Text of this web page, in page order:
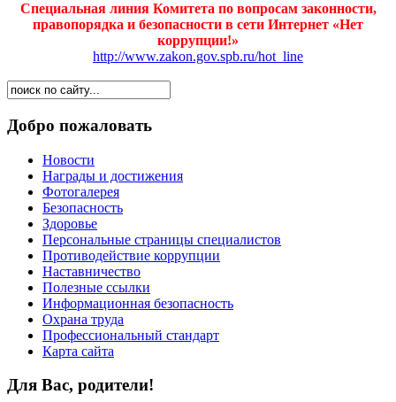
Специальная линия Комитета по вопросам законности,
правопорядка и безопасности в сети Интернет «Нет
коррупции!»
http://www.zakon.gov.spb.ru/hot_line
Добро пожаловать
Новости
Награды и достижения
Фотогалерея
Безопасность
Здоровье
Персональные страницы специалистов
Противодействие коррупции
Наставничество
Полезные ссылки
Информационная безопасность
Охрана труда
Профессиональный стандарт
Карта сайта
Для Вас, родители!